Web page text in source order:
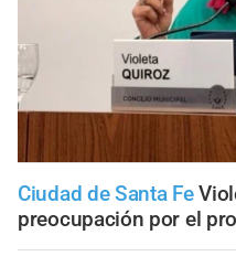
Ciudad de Santa Fe
preocupación por el